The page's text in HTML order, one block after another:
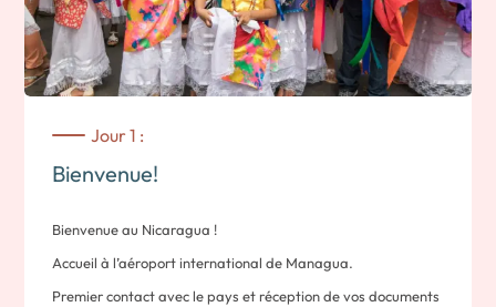
Jour 1 :
Bienvenue!
Bienvenue au Nicaragua !
Accueil à l’aéroport international de Managua.
Premier contact avec le pays et réception de vos documents